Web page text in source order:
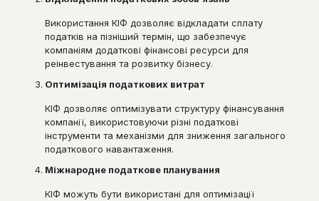
Використання КІФ дозволяє відкладати сплату
податків на пізніший термін, що забезпечує
компаніям додаткові фінансові ресурси для
реінвестування та розвитку бізнесу.
Оптимізація податкових витрат
КІФ дозволяє оптимізувати структуру фінансування
компанії, використовуючи різні податкові
інструменти та механізми для зниження загального
податкового навантаження.
Міжнародне податкове планування
КІФ можуть бути використані для оптимізації